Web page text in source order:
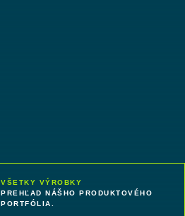
VŠETKY VÝROBKY
PREHĽAD NÁŠHO PRODUKTOVÉHO
PORTFÓLIA.